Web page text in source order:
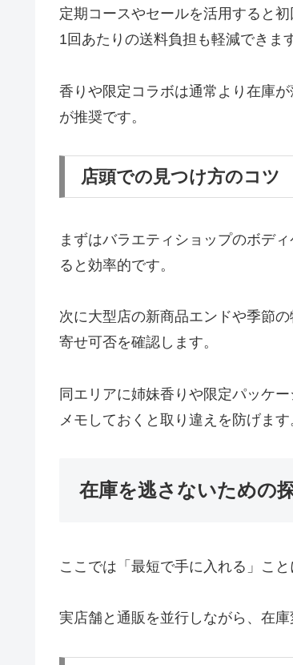
定期コースやセールを活用すると
1回あたりの送料負担も軽減できま
香りや限定コラボは通常より在庫
が推奨です。
店頭での見つけ方のコツ
まずはバラエティショップのボデ
ると効率的です。
次に大型店の新商品エンドや季節
寄せ可否を確認します。
同エリアに姉妹香りや限定パッケ
メモしておくと取り違えを防げます
在庫を逃さないための
ここでは「最短で手に入れる」こ
実店舗と通販を並行しながら、在